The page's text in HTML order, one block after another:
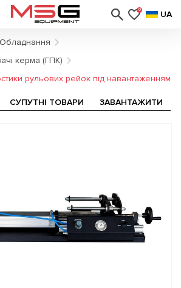
0 UA
Обладнання
керма (ГПК)
рульових рейок під навантаженням
СУПУТНІ ТОВАРИ ЗАВАНТАЖИТИ